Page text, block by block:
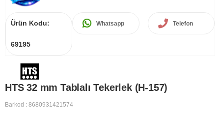
Ürün Kodu:
69195
Whatsapp Telefon
HTS 32 mm Tablalı Tekerlek (H-157)
Barkod : 8680931421574